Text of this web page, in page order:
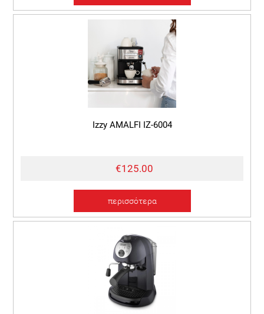
Izzy AMALFI IZ-6004
€125.00
περισσότερα